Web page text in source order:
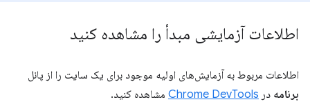
اطلاعات آزمایشی مبدأ را مشاهده کنید
اطلاعات مربوط به آزمایش‌های اولیه موجود برای یک سایت را از پانل
برنامه در Chrome DevTools مشاهده کنید.